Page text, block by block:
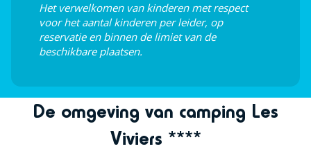
Het verwelkomen van kinderen met respect
voor het aantal kinderen per leider, op
reservatie en binnen de limiet van de
beschikbare plaatsen.
De omgeving van camping Les
Viviers ****